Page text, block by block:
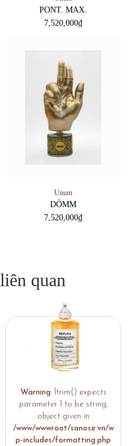
PONT. MAX.
7,520,000₫
Unum
DÒMM
7,520,000₫
quan
Warning: ltrim() expects
parameter 1 to be string,
object given in
/www/wwwroot/sanose.vn/w
p-includes/formatting.php